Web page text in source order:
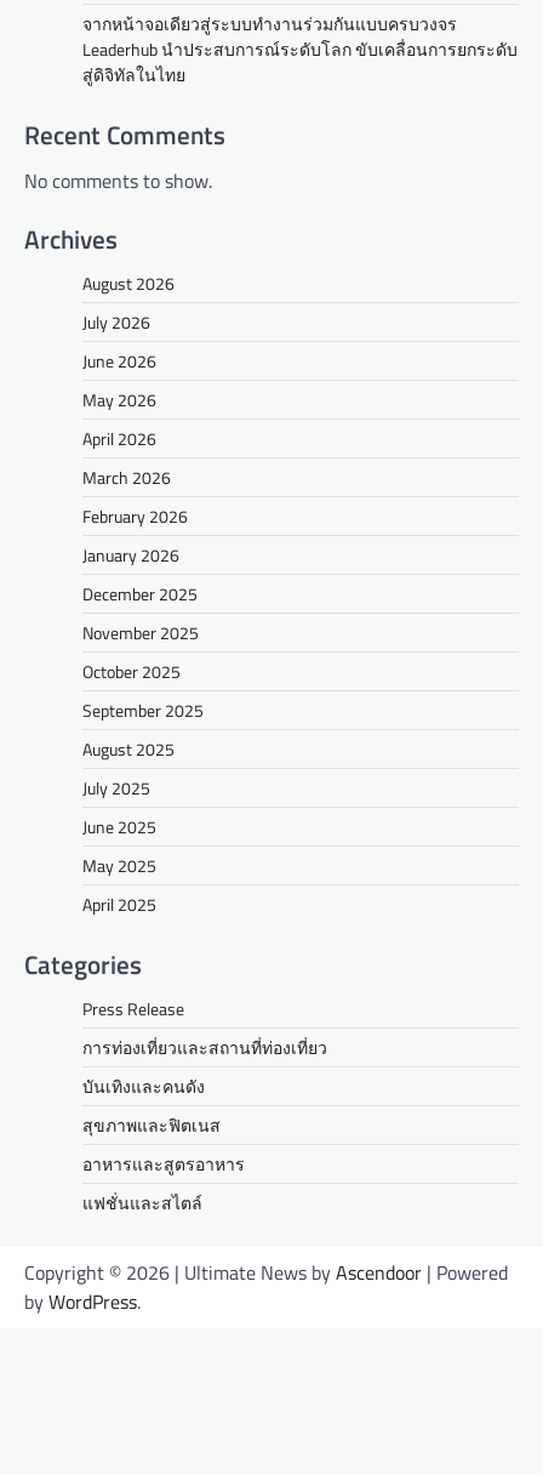
จากหน้าจอเดียวสู่ระบบทำงานร่วมกันแบบครบวงจร
Leaderhub นำประสบการณ์ระดับโลก ขับเคลื่อนการยกระดับ
สู่ดิจิทัลในไทย
Recent Comments
No comments to show.
Archives
August 2026
July 2026
June 2026
May 2026
April 2026
March 2026
February 2026
January 2026
December 2025
November 2025
October 2025
September 2025
August 2025
July 2025
June 2025
May 2025
April 2025
Categories
Press Release
การท่องเที่ยวและสถานที่ท่องเที่ยว
บันเทิงและคนดัง
สุขภาพและฟิตเนส
อาหารและสูตรอาหาร
แฟชั่นและสไตล์
Copyright © 2026 | Ultimate News byAscendoor | Powered
byWordPress.